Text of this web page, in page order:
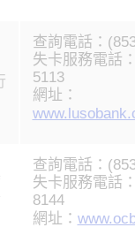
查詢電話：
失卡服務電話
5113
網址：
查詢電話：
失卡服務電話
8144
網址：